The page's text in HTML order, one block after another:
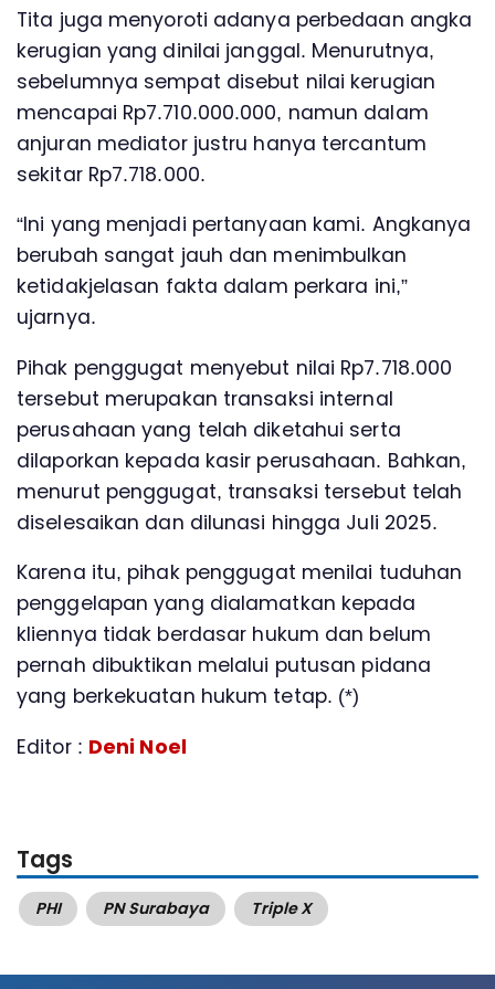
Tita juga menyoroti adanya perbedaan angka
kerugian yang dinilai janggal. Menurutnya,
sebelumnya sempat disebut nilai kerugian
mencapai Rp7.710.000.000, namun dalam
anjuran mediator justru hanya tercantum
sekitar Rp7.718.000.
“Ini yang menjadi pertanyaan kami. Angkanya
berubah sangat jauh dan menimbulkan
ketidakjelasan fakta dalam perkara ini,”
ujarnya.
Pihak penggugat menyebut nilai Rp7.718.000
tersebut merupakan transaksi internal
perusahaan yang telah diketahui serta
dilaporkan kepada kasir perusahaan. Bahkan,
menurut penggugat, transaksi tersebut telah
diselesaikan dan dilunasi hingga Juli 2025.
Karena itu, pihak penggugat menilai tuduhan
penggelapan yang dialamatkan kepada
kliennya tidak berdasar hukum dan belum
pernah dibuktikan melalui putusan pidana
yang berkekuatan hukum tetap. (*)
Editor : Deni Noel
Tags
PHI PN Surabaya Triple X